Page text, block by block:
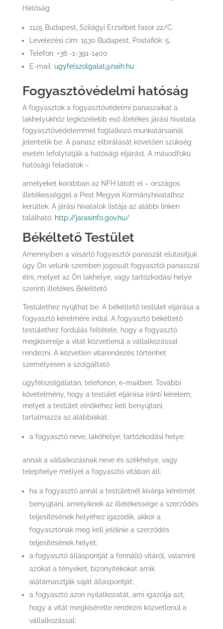
Hatóság
1125 Budapest, Szilágyi Erzsébet fasor 22/C.
Levelezési cím: 1530 Budapest, Postafiók: 5.
Telefon: +36 -1-391-1400
E-mail: ugyfelszolgalat@naih.hu
Fogyasztóvédelmi hatóság
A fogyasztok a fogyasztóvédelmi panaszaikat a
lakhelyükhöz legközelebb eső illetékes járási hivatala
fogyasztóvédelemmel foglalkozó munkatársainál
jelentetik be. A panasz elbírálását követően szükség
esetén lefolytatják a hatósági eljárást. A másodfokú
hatósági feladatok –
amelyeket korábban az NFH látott el – országos
illetékességgel a Pest Megyei Kormányhivatalhoz
kerültek. A járási hivatalok listája az alábbi linken
található: http://jarasinfo.gov.hu/
Békéltető Testület
Amennyiben a vásárló fogyasztói panaszát elutasítjuk
úgy Ön velünk szemben jogosult fogyasztói panasszal
élni, melyet az Ön lakhelye, vagy tartózkodási helye
szerinti illetékes Békéltető
Testülethez nyújthat be. A békéltető testület eljárása a
fogyasztó kérelmére indul. A fogyasztó békéltető
testülethez fordulás feltétele, hogy a fogyasztó
megkísérelje a vitát közvetlenül a vállalkozással
rendezni. A közvetlen vitarendezés történhet
személyesen a szolgáltató
ügyfélszolgálatán, telefonon, e-mailben. További
követelmény, hogy a testület eljárása iránti kérelem,
melyet a testület elnökéhez kell benyújtani,
tartalmazza az alábbiakat:
a fogyasztó neve, lakóhelye, tartózkodási helye;
annak a vállalkozásnak neve és székhelye, vagy
telephelye mellyel a fogyasztó vitában áll;
ha a fogyasztó annál a testületnél kívánja kérelmét
benyújtani, amelyiknek az illetékessége a szerződés
teljesítésének helyéhez igazodik, akkor a
fogyasztónak meg kell jelölnie a szerződés
teljesítésének helyét;
a fogyasztó álláspontját a fennálló vitáról, valamint
azokat a tényeket, bizonyítékokat amik
alátámasztják saját álláspontját;
a fogyasztó azon nyilatkozatát, ami igazolja azt,
hogy a vitát megkísérelte rendezni közvetlenül a
vállalkozással;